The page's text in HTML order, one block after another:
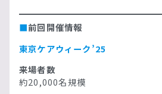
■前回開催情報
東京ケアウィーク’25
来場者数
約20,000名規模